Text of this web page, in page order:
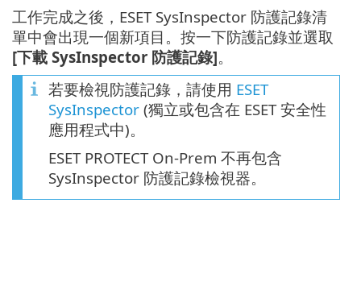
工作完成之後，ESET SysInspector 防護記錄清
單中會出現一個新項目。按一下防護記錄並選取
[下載 SysInspector 防護記錄]。
若要檢視防護記錄，請使用 ESET
SysInspector (獨立或包含在 ESET 安全性
應用程式中)。
ESET PROTECT On-Prem 不再包含
SysInspector 防護記錄檢視器。